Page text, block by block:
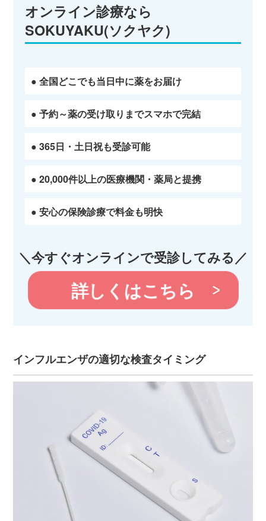
オンライン診療なら
SOKUYAKU(ソクヤク)
● 全国どこでも当日中に薬をお届け
● 予約～薬の受け取りまでスマホで完結
● 365日・土日祝も受診可能
● 20,000件以上の医療機関・薬局と提携
● 安心の保険診療で料金も明快
＼今すぐオンラインで受診してみる／
詳しくはこちら
インフルエンザの適切な検査タイミング